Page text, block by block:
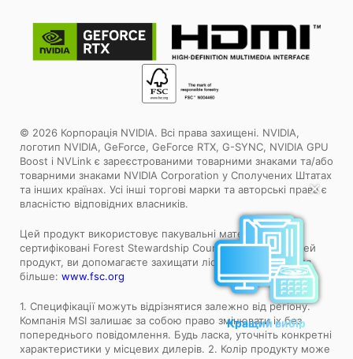
✕
Кращий вибір
© 2026 Корпорація NVIDIA. Всі права захищені. NVIDIA,
логотип NVIDIA, GeForce, GeForce RTX, G-SYNC, NVIDIA GPU
Boost і NVLink є зареєстрованими товарними знаками та/або
товарними знаками NVIDIA Corporation у Сполучених Штатах
та інших країнах. Усі інші торгові марки та авторські права є
власністю відповідних власників.
Цей продукт використовує пакувальні матеріали,
сертифіковані Forest Stewardship Council™. Обираючи цей
продукт, ви допомагаєте захищати ліси світу. Дізнайтеся
більше: www.fsc.org
1. Специфікації можуть відрізнятися залежно від регіону.
Компанія MSI залишає за собою право змінювати іх без
попереднього повідомлення. Будь ласка, уточніть конкретні
характеристики у місцевих дилерів. 2. Колір продукту може